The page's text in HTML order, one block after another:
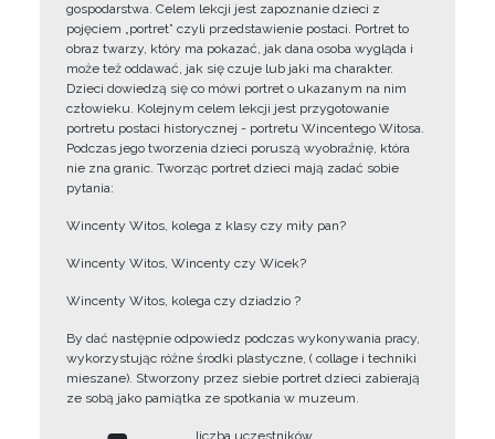
gospodarstwa. Celem lekcji jest zapoznanie dzieci z
pojęciem „portret” czyli przedstawienie postaci. Portret to
obraz twarzy, który ma pokazać, jak dana osoba wygląda i
może też oddawać, jak się czuje lub jaki ma charakter.
Dzieci dowiedzą się co mówi portret o ukazanym na nim
człowieku. Kolejnym celem lekcji jest przygotowanie
portretu postaci historycznej - portretu Wincentego Witosa.
Podczas jego tworzenia dzieci poruszą wyobraźnię, która
nie zna granic. Tworząc portret dzieci mają zadać sobie
pytania:
Wincenty Witos, kolega z klasy czy miły pan?
Wincenty Witos, Wincenty czy Wicek?
Wincenty Witos, kolega czy dziadzio ?
By dać następnie odpowiedz podczas wykonywania pracy,
wykorzystując różne środki plastyczne, ( collage i techniki
mieszane). Stworzony przez siebie portret dzieci zabierają
ze sobą jako pamiątka ze spotkania w muzeum.
liczba uczestników